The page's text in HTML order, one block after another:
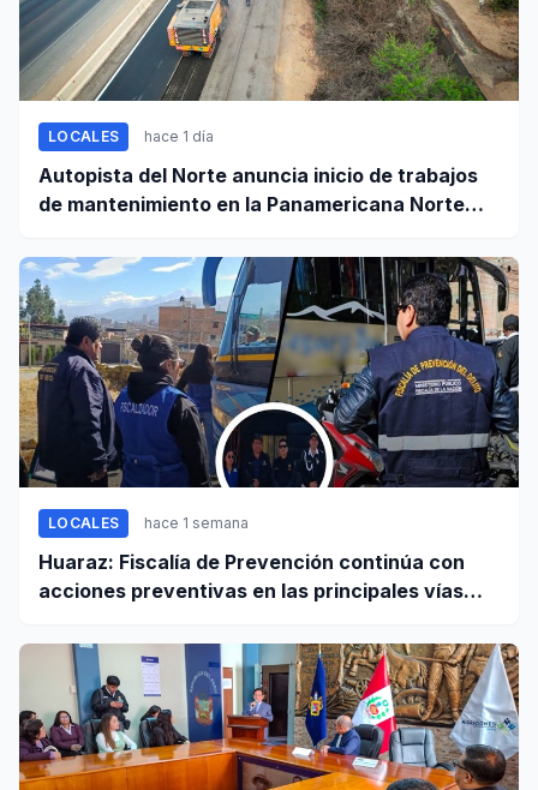
LOCALES hace 1 día
Autopista del Norte anuncia inicio de trabajos
de mantenimiento en la Panamericana Norte
LOCALES hace 1 semana
Huaraz: Fiscalía de Prevención continúa con
acciones preventivas en las principales vías